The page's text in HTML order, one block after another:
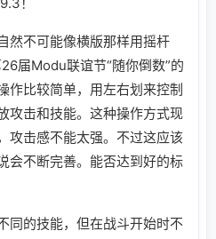
然不可能像横版那样用摇杆
届Modu联谊节“随你倒数”的
作比较简单，用左右划来控制
攻击和技能。这种操作方式现
攻击感不能太强。不过这应该
会不断完善。能否达到好的标
同的技能，但在战斗开始时不